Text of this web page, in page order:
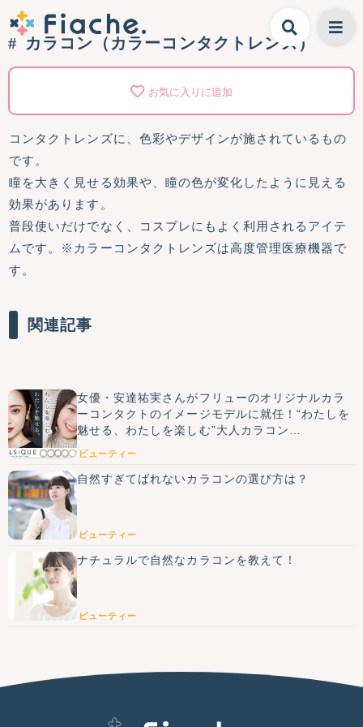
カラコン（カラーコンタクトレンズ）
お気に入りに追加
コンタクトレンズに、色彩やデザインが施されているもの
です。
瞳を大きく見せる効果や、瞳の色が変化したように見える
効果があります。
普段使いだけでなく、コスプレにもよく利用されるアイテ
ムです。※カラーコンタクトレンズは高度管理医療機器で
す。
関連記事
女優・安達祐実さんがフリューのオリジナルカラ
ーコンタクトのイメージモデルに就任！“わたしを
魅せる、わたしを楽しむ”大人カラコン
ビューティー
自然すぎてばれないカラコンの選び方は？
ビューティー
ナチュラルで自然なカラコンを教えて！
ビューティー